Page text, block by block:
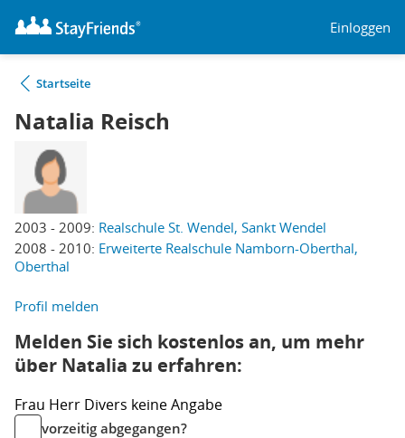
Einloggen
Startseite
Natalia Reisch
2003 - 2009: Realschule St. Wendel, Sankt Wendel
2008 - 2010: Erweiterte Realschule Namborn-Oberthal,
Oberthal
Profil melden
Melden Sie sich kostenlos an, um mehr
über Natalia zu erfahren:
Frau Herr Divers keine Angabe
vorzeitig abgegangen?